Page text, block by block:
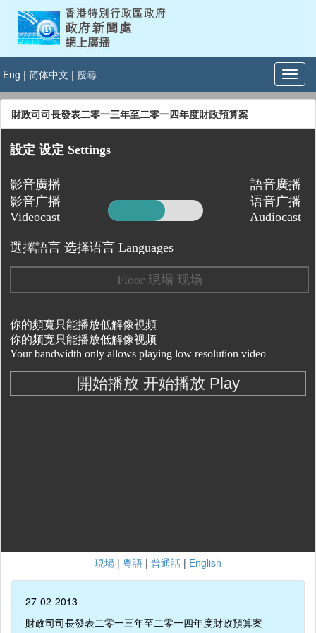
Eng | 简体中文 | 搜尋
財政司司長發表二零一三年至二零一四年度財政預算案
現場 | 粵語 | 普通話 | English
27-02-2013
財政司司長發表二零一三年至二零一四年度財政預算案